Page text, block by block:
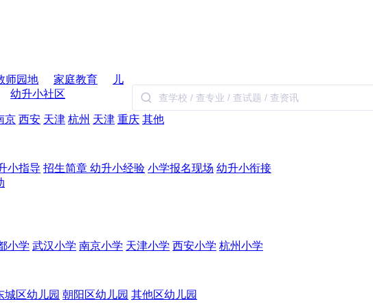
师园地 家庭教育
儿
幼升小社区
京 西安 天津 杭州 天津 重庆 其他
小指导 招生简章 幼升小经验 小学报名现场 幼升小衔接
小学 武汉小学 南京小学 天津小学 西安小学 杭州小学
城区幼儿园 朝阳区幼儿园 其他区幼儿园